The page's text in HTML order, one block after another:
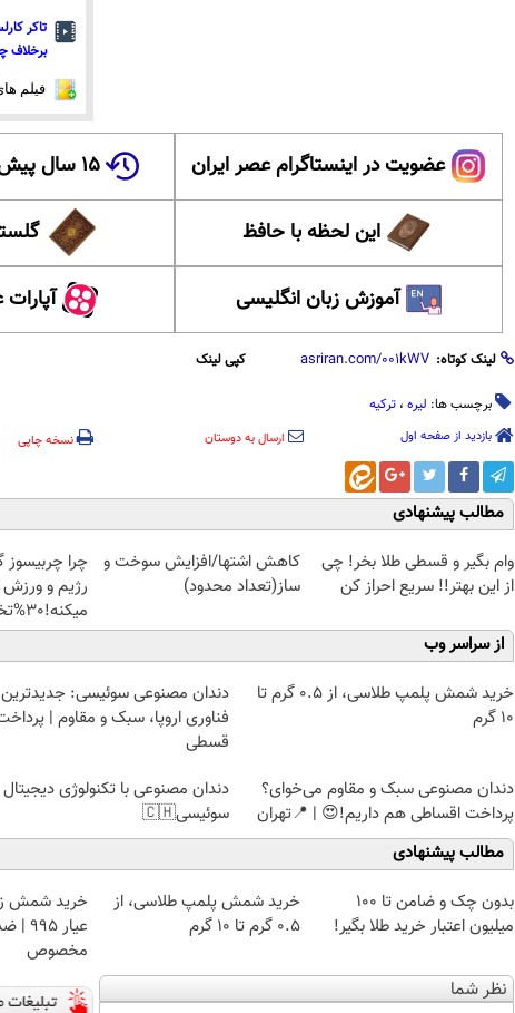
تاکر
برخلاف
فیلم
عضویت در اینستاگرام عصر ایران ۱۵ سال پیش در چنین روزی
این لحظه با حافظ
آموزش زبان انگلیسی
لینک کوتاه: کپی لینک
برچسب ها: لیره ، ترکیه
بازدید از صفحه اول ارسال به دوستان نسخه چاپی
مطالب پیشنهادی
وام بگیر و قسطی طلا بخر! چی
از این بهتر!! سریع احراز کن
کاهش اشتها/افزایش سوخت و
ساز(تعداد محدود)
چرا
رژیم و
میکنه!30%تخفیف
از سراسر وب
خرید شمش پلمپ طلاسی، از ۰.۵ گرم تا
۱۰ گرم
دندان مصنوعی سوئیسی: جدیدترین
فناوری اروپا، سبک و مقاوم |
قسطی
دندان مصنوعی سبک و مقاوم می‌خوای؟
پرداخت اقساطی هم داریم!😍 | 📍تهران
دندان مصنوعی با تکنولوژی دیجیتال
سوئیسی🇨🇭
مطالب پیشنهادی
بدون چک و ضامن تا 100
میلیون اعتبار خرید طلا بگیر!
خرید شمش پلمپ طلاسی، از
۰.۵ گرم تا ۱۰ گرم
مخصوص
نظر شما